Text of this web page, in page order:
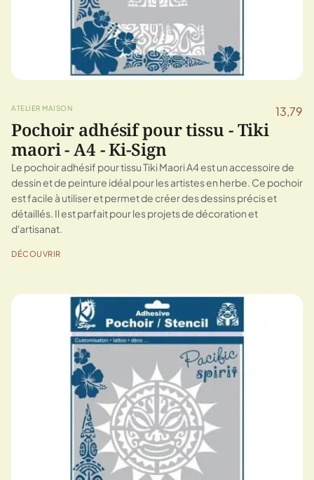
ATELIER MAISON 13,79
Pochoir adhésif pour tissu - Tiki
maori - A4 - Ki-Sign
Le pochoir adhésif pour tissu Tiki Maori A4 est un accessoire de
dessin et de peinture idéal pour les artistes en herbe. Ce pochoir
est facile à utiliser et permet de créer des dessins précis et
détaillés. Il est parfait pour les projets de décoration et
d'artisanat.
DÉCOUVRIR